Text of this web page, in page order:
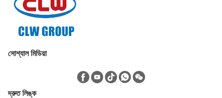
সোশ্যাল মিডিয়া
দ্রুত লিঙ্ক